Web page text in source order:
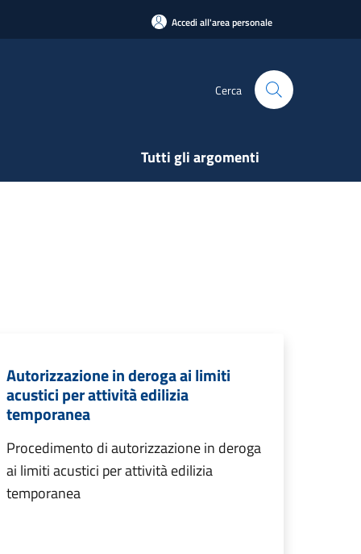
Accedi all'area personale
Cerca
Tutti gli argomenti
Autorizzazione in deroga ai limiti
acustici per attività edilizia
temporanea
Procedimento di autorizzazione in deroga
ai limiti acustici per attività edilizia
temporanea